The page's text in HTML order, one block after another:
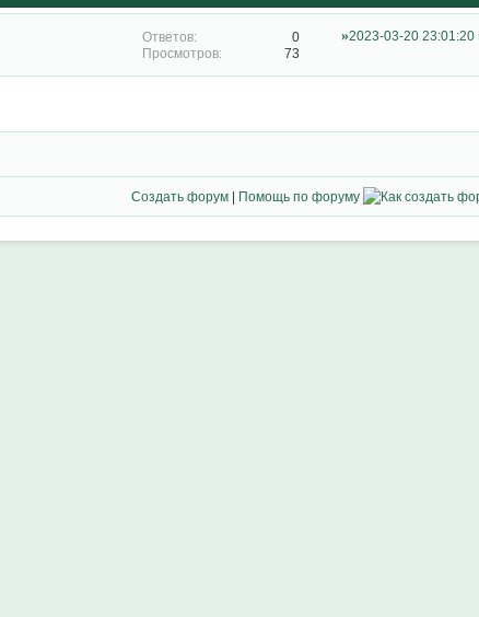
0
73
2023-03-20 23:01:20
Создать форум | Помощь по форуму